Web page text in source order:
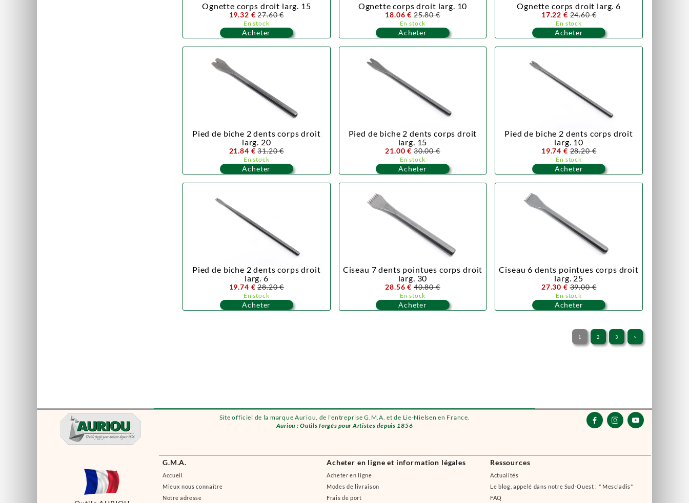
Site officiel de la marque Auriou, de l'entreprise G.M.A. et de Lie-Nielsen en France.
Auriou : Outils forgés pour Artistes depuis 1856
G.M.A.
Accueil
Mieux nous connaître
Notre adresse
Acheter en ligne et information légales
Acheter en ligne
Modes de livraison
Frais de port
Ressources
Actualités
Le blog, appelé dans notre Sud-Ouest : " Mescladis"
FAQ
  
Ognette corps droit larg. 15
19.32 € 27.60 €
En stock
Acheter
Ognette corps droit larg. 10
18.06 € 25.80 €
En stock
Acheter
Ognette corps droit larg. 6
17.22 € 24.60 €
En stock
Acheter
Pied de biche 2 dents corps droit
larg. 20
21.84 € 31.20 €
En stock
Acheter
Pied de biche 2 dents corps droit
larg. 15
21.00 € 30.00 €
En stock
Acheter
Pied de biche 2 dents corps droit
larg. 10
19.74 € 28.20 €
En stock
Acheter
Pied de biche 2 dents corps droit
larg. 6
19.74 € 28.20 €
En stock
Acheter
Ciseau 7 dents pointues corps droit
larg. 30
28.56 € 40.80 €
En stock
Acheter
Ciseau 6 dents pointues corps droit
larg. 25
27.30 € 39.00 €
En stock
Acheter
1 2 3 >